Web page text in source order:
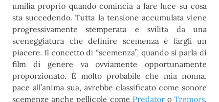
umilia proprio quando comincia a fare luce su cosa
sta succedendo. Tutta la tensione accumulata viene
progressivamente stemperata e svilita da una
sceneggiatura che definire scemenza è fargli un
piacere. Il concetto di “scemenza”, quando si parla di
film di genere va ovviamente opportunamente
proporzionato. È molto probabile che mia nonna,
pace all’anima sua, avrebbe classificato come sonore
scemenze anche pellicole come Predator oTremors.